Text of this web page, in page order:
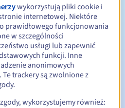
Od 1 do 9 lat
wykorzystują pliki cookie i
internetowej. Niektóre
prawidłowego funkcjonowania
w szczególności
usługi lub zapewnić
funkcji. Inne
anonimowych
trackery są zwolnione z
wykorzystujemy również: